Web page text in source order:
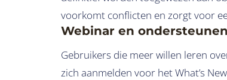
voorkomt conflicten en zorgt voor
Webinar en
Gebruikers die meer willen leren
zich aanmelden voor het What’s